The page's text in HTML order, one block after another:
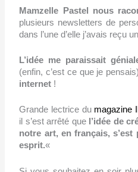
Mamzelle Pastel nous
plusieurs newsletters de
dans l’une d’elle j’avais reçu
L’idée me paraissait
(enfin, c’est ce que je pensais)
internet !
Grande lectrice du magazine
il s’est arrêté que l’idée de
notre art, en français,
esprit.«